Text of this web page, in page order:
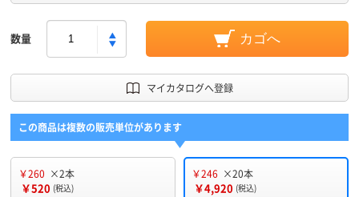
数量 カゴへ
マイカタログへ登録
この商品は複数の販売単位があります
￥260 ×2本
￥520 (税込)
￥246 ×20本
￥4,920 (税込)